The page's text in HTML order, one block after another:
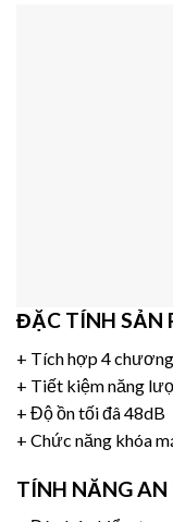
ĐẶC TÍNH SẢN
+ Tích hợp 4
+ Tiết kiệm năng
+ Độ ồn tối đâ 48dB
+ Chức năng khóa
TÍNH NĂNG